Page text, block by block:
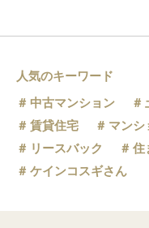
人気のキーワード
中古マンション
賃貸住宅
マンシ
リースバック
住
ケインコスギさん